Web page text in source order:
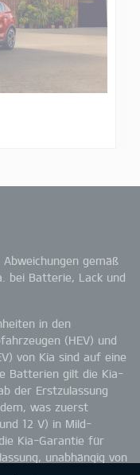
gemäß
bei Batterie, Lack und
in den
(HEV) und
von Kia sind auf eine
Batterien gilt die Kia-
der Erstzulassung
was zuerst
12 V) in Mild-
Kia-Garantie für
unabhängig von